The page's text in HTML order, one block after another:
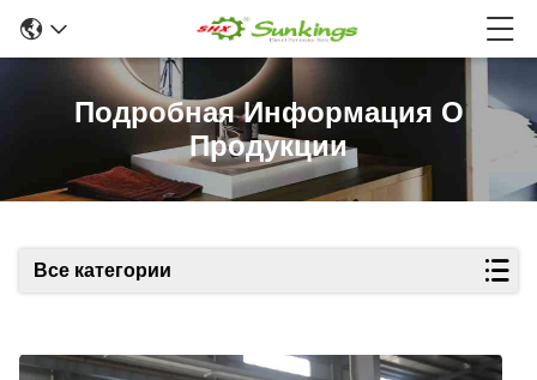
Подробная Информация О
Продукции
Все категории